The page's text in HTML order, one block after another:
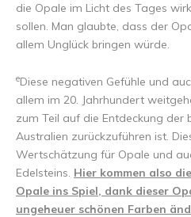
die Opale im Licht des Tages
sollen. Man glaubte, dass der
allem Unglück bringen würde.
eDiese negativen Gefühle und
allem im 20. Jahrhundert
zum Teil auf die Entdeckung der
Australien zurückzuführen ist.
Wertschätzung für Opale und
Edelsteins. Hier kommen also
Opale ins Spiel, dank dieser
ungeheuer schönen Farben